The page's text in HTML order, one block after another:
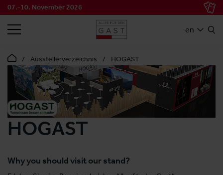
07.-10. November 2026
en
SEARCH
Ausstellerverzeichnis HOGAST
HOGAST
Why you should visit our stand?